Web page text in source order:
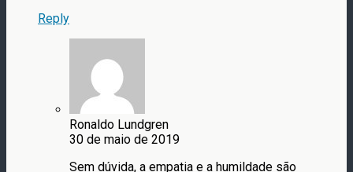
Reply
Ronaldo Lundgren
30 de maio de 2019
Sem dúvida, a empatia e a humildade são